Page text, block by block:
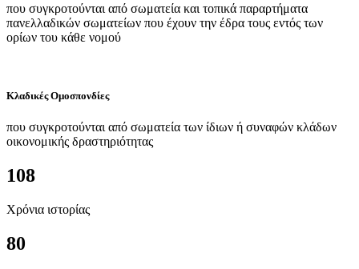
που συγκροτούνται από σωματεία και τοπικά παραρτήματα
πανελλαδικών σωματείων που έχουν την έδρα τους εντός των
ορίων του κάθε νομού
Κλαδικές Ομοσπονδίες
που συγκροτούνται από σωματεία των ίδιων ή συναφών κλάδων
οικονομικής δραστηριότητας
108
Χρόνια ιστορίας
80